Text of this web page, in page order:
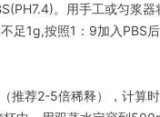
。用手工或匀浆
足1g,按照1：9加入PBS后
荐2-5倍稀释），计算时